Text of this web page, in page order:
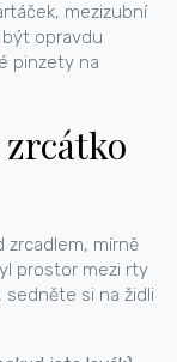
mezizubní
opravdu
pinzety na
zrcadlem, mírně
prostor mezi rty
sedněte si na židli